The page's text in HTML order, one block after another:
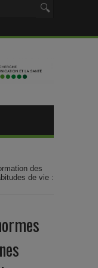
des
de vie :